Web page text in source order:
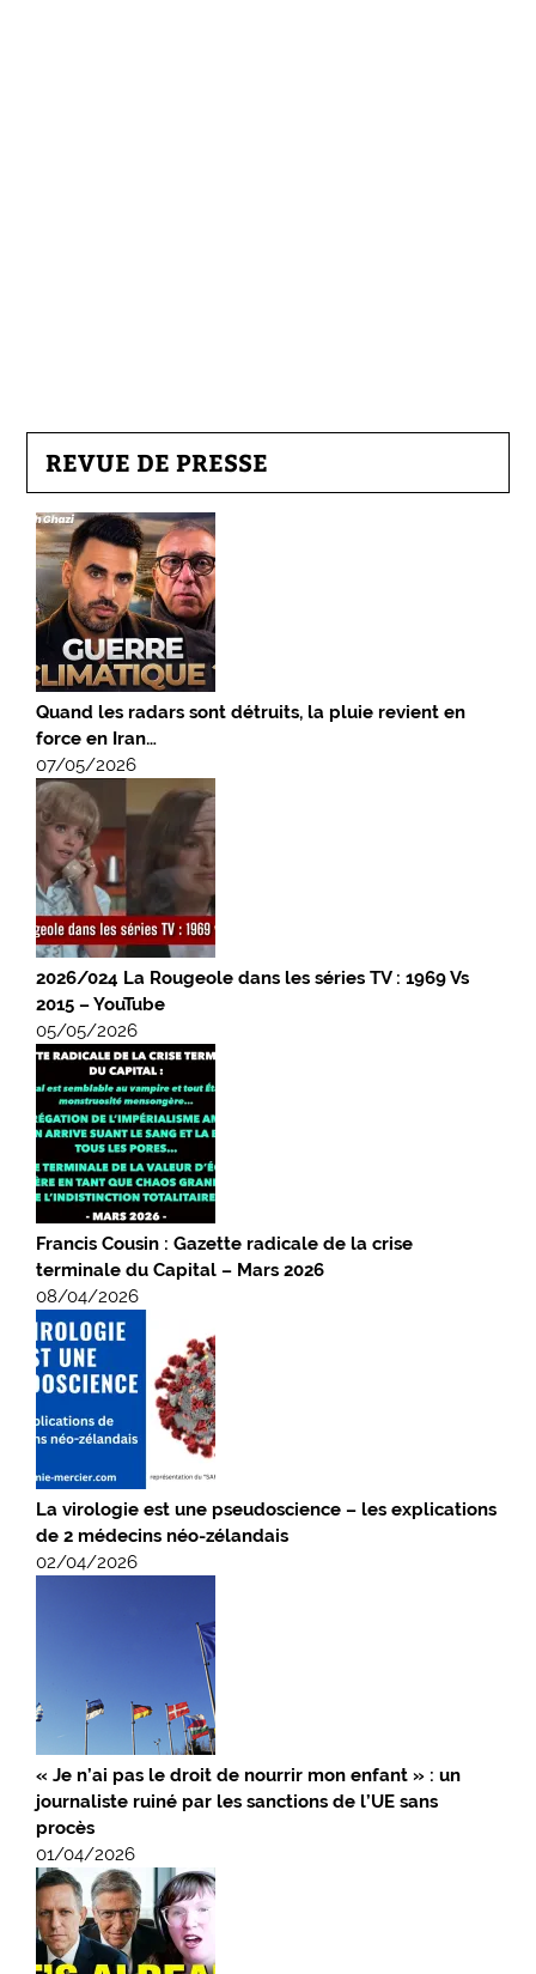
REVUE DE PRESSE
Quand les radars sont détruits, la pluie revient en
force en Iran…
07/05/2026
2026/024 La Rougeole dans les séries TV : 1969 Vs
2015 – YouTube
05/05/2026
Francis Cousin : Gazette radicale de la crise
terminale du Capital – Mars 2026
08/04/2026
La virologie est une pseudoscience – les explications
de 2 médecins néo-zélandais
02/04/2026
« Je n’ai pas le droit de nourrir mon enfant » : un
journaliste ruiné par les sanctions de l’UE sans
procès
01/04/2026